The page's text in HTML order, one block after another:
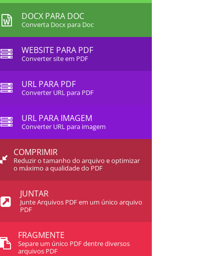
DOCX PARA DOC
Converta Docx para Doc
WEBSITE PARA PDF
Converter site em PDF
URL PARA PDF
Converter URL para PDF
URL PARA IMAGEM
Converter URL para imagem
COMPRIMIR
Reduzir o tamanho do arquivo e optimizar
o máximo a qualidade do PDF
JUNTAR
Junte Arquivos PDF em um único arquivo
PDF
FRAGMENTE
Separe um único PDF dentre diversos
arquivos PDF